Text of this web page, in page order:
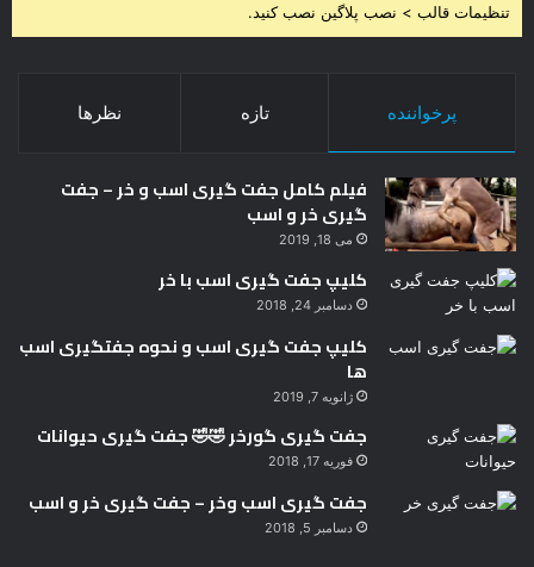
تنظیمات قالب > نصب پلاگین نصب کنید.
پرخواننده تازه نظرها
فیلم کامل جفت گیری اسب و خر – جفت
گیری خر و اسب
می 18, 2019
کلیپ جفت گیری اسب با خر
دسامبر 24, 2018
کلیپ جفت گیری اسب و نحوه جفتگیری اسب
ها
ژانویه 7, 2019
جفت گیری گورخر 🤣🤣 جفت گیری حیوانات
فوریه 17, 2018
جفت گیری اسب وخر – جفت گیری خر و اسب
دسامبر 5, 2018